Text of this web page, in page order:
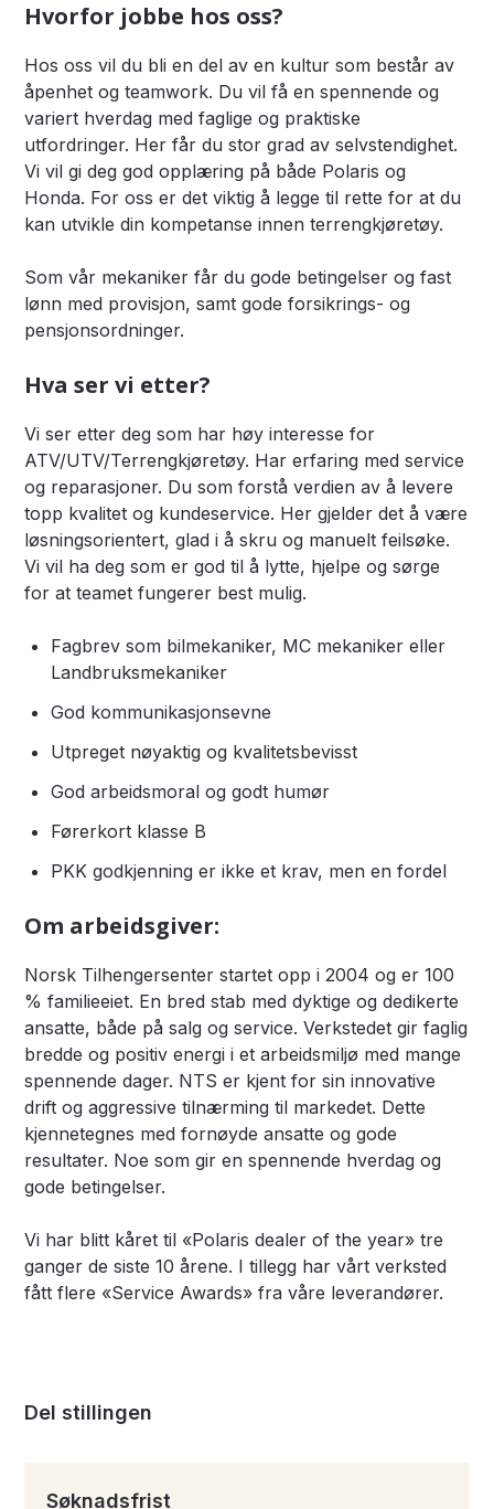
Hvorfor jobbe hos oss?
Hos oss vil du bli en del av en kultur som består av
åpenhet og teamwork. Du vil få en spennende og
variert hverdag med faglige og praktiske
utfordringer. Her får du stor grad av selvstendighet.
Vi vil gi deg god opplæring på både Polaris og
Honda. For oss er det viktig å legge til rette for at du
kan utvikle din kompetanse innen terrengkjøretøy.
Som vår mekaniker får du gode betingelser og fast
lønn med provisjon, samt gode forsikrings- og
pensjonsordninger.
Hva ser vi etter?
Vi ser etter deg som har høy interesse for
ATV/UTV/Terrengkjøretøy. Har erfaring med service
og reparasjoner. Du som forstå verdien av å levere
topp kvalitet og kundeservice. Her gjelder det å være
løsningsorientert, glad i å skru og manuelt feilsøke.
Vi vil ha deg som er god til å lytte, hjelpe og sørge
for at teamet fungerer best mulig.
Fagbrev som bilmekaniker, MC mekaniker eller
Landbruksmekaniker
God kommunikasjonsevne
Utpreget nøyaktig og kvalitetsbevisst
God arbeidsmoral og godt humør
Førerkort klasse B
PKK godkjenning er ikke et krav, men en fordel
Om arbeidsgiver:
Norsk Tilhengersenter startet opp i 2004 og er 100
% familieeiet. En bred stab med dyktige og dedikerte
ansatte, både på salg og service. Verkstedet gir faglig
bredde og positiv energi i et arbeidsmiljø med mange
spennende dager. NTS er kjent for sin innovative
drift og aggressive tilnærming til markedet. Dette
kjennetegnes med fornøyde ansatte og gode
resultater. Noe som gir en spennende hverdag og
gode betingelser.
Vi har blitt kåret til «Polaris dealer of the year» tre
ganger de siste 10 årene. I tillegg har vårt verksted
fått flere «Service Awards» fra våre leverandører.
Del stillingen
Søknadsfrist